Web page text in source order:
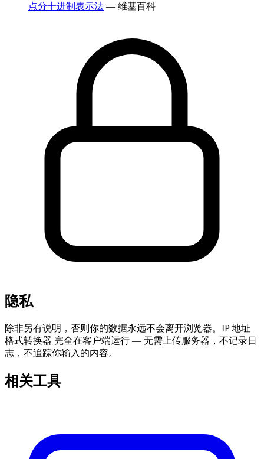
点分十进制表示法 — 维基百科
隐私
除非另有说明，否则你的数据永远不会离开浏览器。IP 地址
格式转换器 完全在客户端运行 — 无需上传服务器，不记录日
志，不追踪你输入的内容。
相关工具